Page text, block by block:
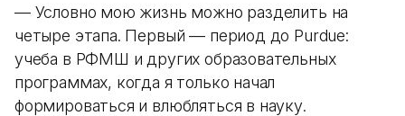
— Условно мою жизнь можно разделить на
четыре этапа. Первый — период до Purdue:
учеба в РФМШ и других образовательных
программах, когда я только начал
формироваться и влюбляться в науку.